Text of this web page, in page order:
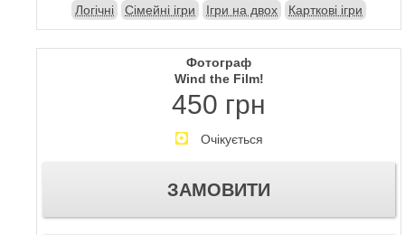
Логічні
Сімейні ігри Ігри на двох Карткові ігри
Фотограф
Wind the Film!
450 грн
Очікується